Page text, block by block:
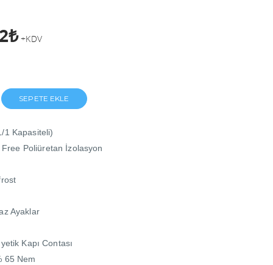
+KDV
SEPETE EKLE
1 Kapasiteli)
Poliüretan İzolasyon
Ayaklar
Kapı Contası
65 Nem